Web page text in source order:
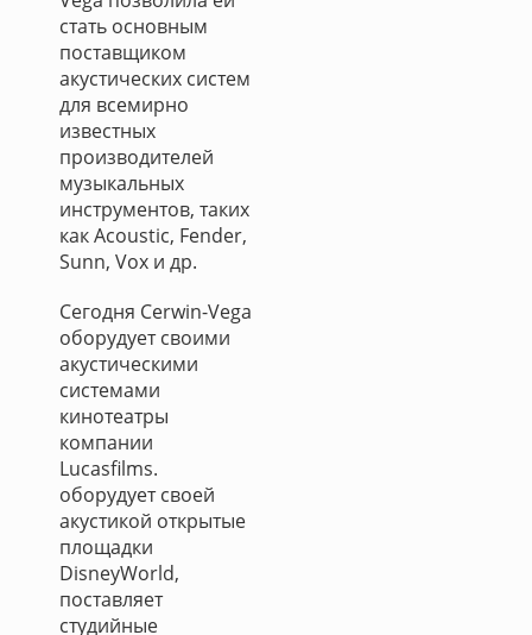
стать основным
поставщиком
акустических систем
для всемирно
известных
производителей
музыкальных
инструментов, таких
как Acoustic, Fender,
Sunn, Vox и др.
Сегодня Cerwin-Vega
оборудует своими
акустическими
сиcтемами
кинотеатры
компании
Lucasfilms.
оборудует своей
акустикой открытые
площадки
DisneyWorld,
поставляет
студийные